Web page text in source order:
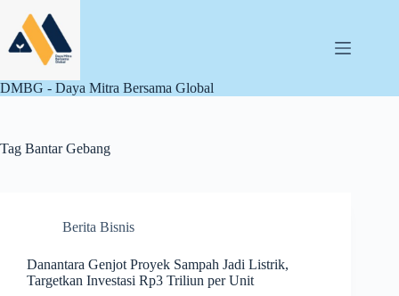
content
DMBG - Daya Mitra Bersama Global
Tag Bantar Gebang
Berita Bisnis
Danantara Genjot Proyek Sampah Jadi Listrik,
Targetkan Investasi Rp3 Triliun per Unit